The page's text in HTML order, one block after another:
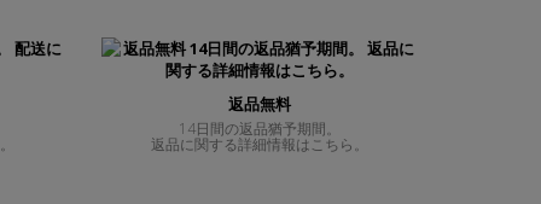
返品無料
14日間の返品猶予期間。
返品に関する詳細情報はこちら。